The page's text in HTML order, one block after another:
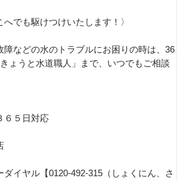
へでも駆けつけいたします！〉
障などの水のトラブルにお困りの時は、36
ょうと水道職人」まで、いつでもご相談
６５日対応
イヤル【0120-492-315（しょくにん、さ